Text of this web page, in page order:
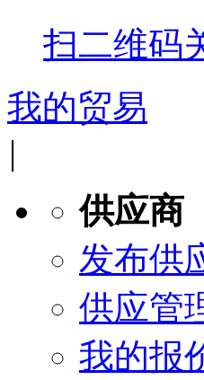
扫二维码
我的贸易
|
供应商
发布供
供应管
我的报